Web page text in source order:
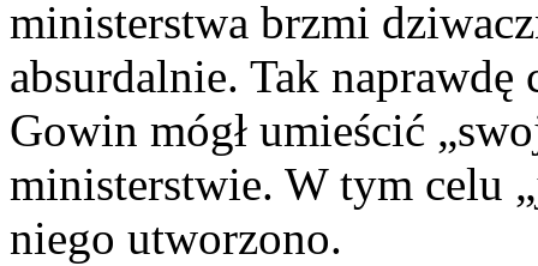
ministerstwa brzmi
absurdalnie. Tak
Gowin mógł umieścić
ministerstwie. W tym celu
niego utworzono.